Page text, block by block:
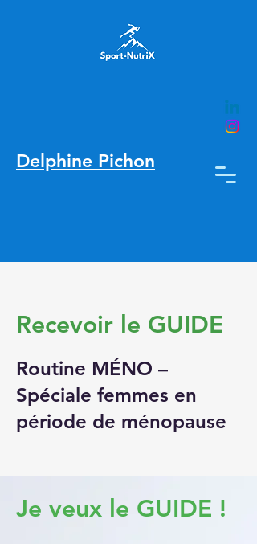
Delphine Pichon
Recevoir le GUIDE
Routine MÉNO –
Spéciale femmes en
période de ménopause
Je veux le GUIDE !